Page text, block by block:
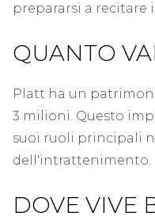
prepararsi a recitare
QUANTO
Platt ha un
3 milioni. Questo
suoi ruoli principali
dell'intrattenimento.
DOVE VIVE